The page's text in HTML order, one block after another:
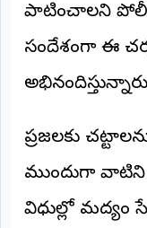
రిపోర్టర్‌గా
చేరండి
లాగిన్
2026
పాటించాలని పోలీస్
సందేశంగా ఈ
ప్రజలకు
ముందుగా
విధుల్లో మద్యం